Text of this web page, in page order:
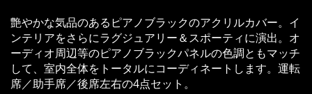
艶やかな気品のあるピアノブラックのアクリルカバー。イ
ンテリアをさらにラグジュアリー＆スポーティに演出。オ
ーディオ周辺等のピアノブラックパネルの色調ともマッチ
して、室内全体をトータルにコーディネートします。運転
席／助手席／後席左右の4点セット。